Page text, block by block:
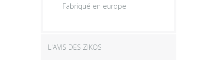
Fabriqué en europe
L'AVIS DES ZIKOS